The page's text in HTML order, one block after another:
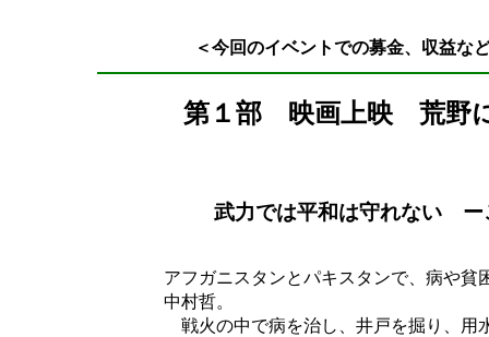
＜今回のイベントでの募金、収益な
第１部 映画上映 荒野
武力では平和は守れない
アフガニスタンとパキスタンで、病や
中村哲。
戦火の中で病を治し、井戸を掘り、用